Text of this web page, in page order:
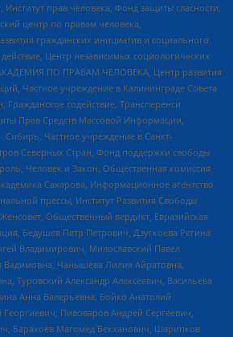
прав человека, Фонд защиты гласности,
центр по правам человека,
гражданских инициатив и социального
Центр независимых социологических
ПО ПРАВАМ ЧЕЛОВЕКА, Центр развития
Частное учреждение в Калининграде Совета
Гражданское содействие, Трансперенси
Прав Средств Массовой Информации,
Сибирь, Частное учреждение в Санкт-
Северных Стран, Фонд поддержки свободы
Человек и Закон, Общественная комиссия
Сахарова, Информационное агентство
прессы, Институт Развития Свободы
Общественный вердикт, Евразийская
Бедушев Петр Петрович, Дзугкоева Регина
Владимирович, Милославский Павел
Чанышева Лилия Айратовна,
Туровский Александр Алексеевич, Васильева
Анна Валерьевна, Бойко Анатолий
Пивоваров Андрей Сергеевич,
Барахоев Магомед Бекханович, Шарипков